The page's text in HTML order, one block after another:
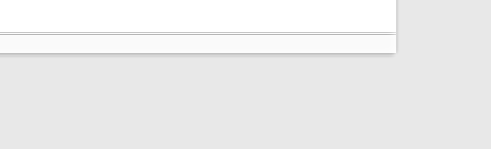
tte
r
ed
In
ailer
es
m
pa